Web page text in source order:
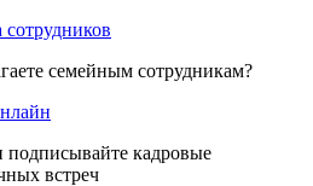
семейным сотрудникам?
подписывайте кадровые
встреч